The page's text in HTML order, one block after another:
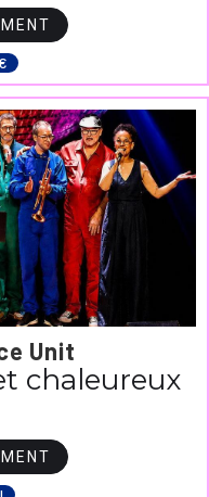
Unit
chaleureux